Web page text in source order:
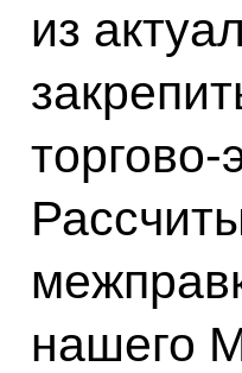
из
торгово-
нашего